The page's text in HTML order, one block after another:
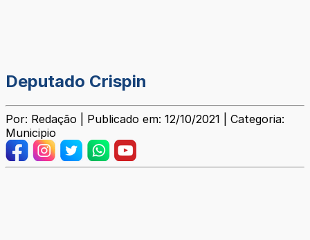
Deputado Crispin
Por: Redação | Publicado em: 12/10/2021 | Categoria:
Municipio